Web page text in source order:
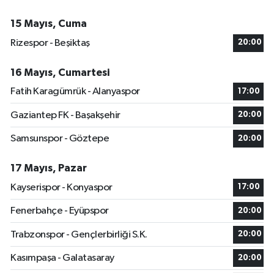
15 Mayıs, Cuma
Rizespor - Beşiktaş
20:00
16 Mayıs, Cumartesi
Fatih Karagümrük - Alanyaspor
17:00
Gaziantep FK - Başakşehir 20:00
Samsunspor - Göztepe 20:00
17 Mayıs, Pazar
Kayserispor - Konyaspor
17:00
Fenerbahçe - Eyüpspor 20:00
Trabzonspor - Gençlerbirliği S.K. 20:00
Kasımpaşa - Galatasaray 20:00